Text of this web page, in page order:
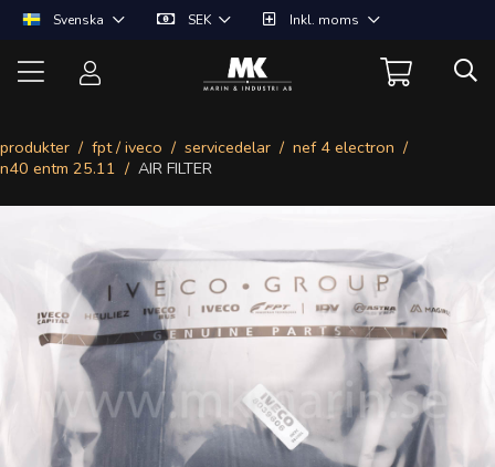
Svenska SEK Inkl. moms
produkter fpt / iveco servicedelar
nef 4 electron
n40 entm 25.11
AIR FILTER